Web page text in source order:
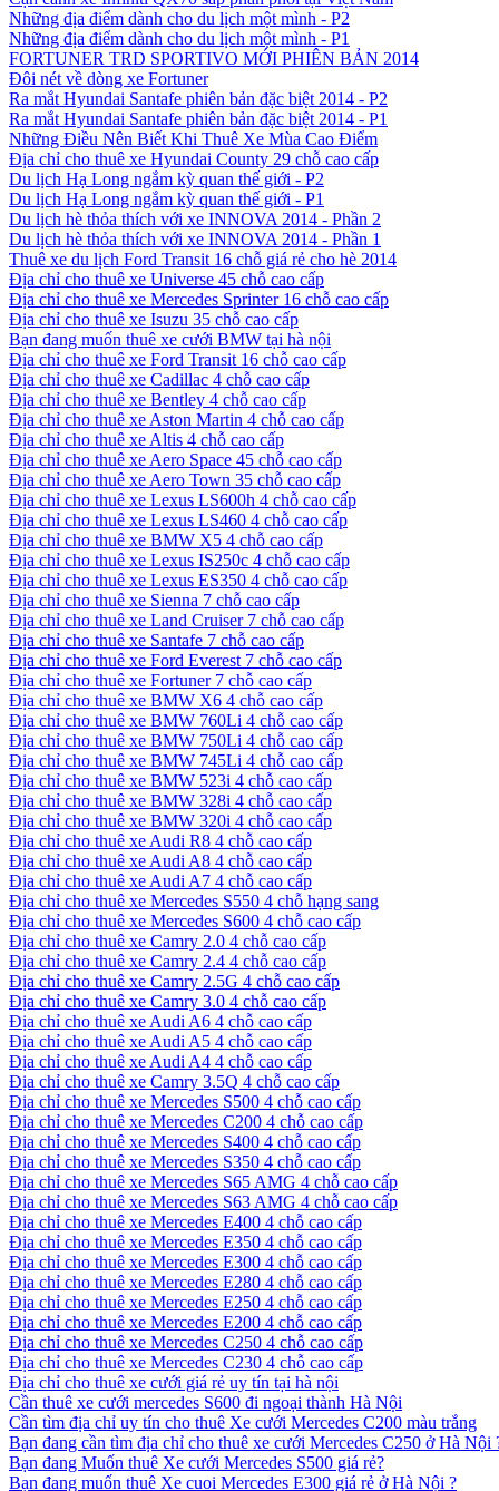
Những địa điểm dành cho du lịch một mình - P2
Những địa điểm dành cho du lịch một mình - P1
FORTUNER TRD SPORTIVO MỚI PHIÊN BẢN 2014
Đôi nét về dòng xe Fortuner
Ra mắt Hyundai Santafe phiên bản đặc biệt 2014 - P2
Ra mắt Hyundai Santafe phiên bản đặc biệt 2014 - P1
Những Điều Nên Biết Khi Thuê Xe Mùa Cao Điểm
Địa chỉ cho thuê xe Hyundai County 29 chỗ cao cấp
Du lịch Hạ Long ngắm kỳ quan thế giới - P2
Du lịch Hạ Long ngắm kỳ quan thế giới - P1
Du lịch hè thỏa thích với xe INNOVA 2014 - Phần 2
Du lịch hè thỏa thích với xe INNOVA 2014 - Phần 1
Thuê xe du lịch Ford Transit 16 chỗ giá rẻ cho hè 2014
Địa chỉ cho thuê xe Universe 45 chỗ cao cấp
Địa chỉ cho thuê xe Mercedes Sprinter 16 chỗ cao cấp
Địa chỉ cho thuê xe Isuzu 35 chỗ cao cấp
Bạn đang muốn thuê xe cưới BMW tại hà nội
Địa chỉ cho thuê xe Ford Transit 16 chỗ cao cấp
Địa chỉ cho thuê xe Cadillac 4 chỗ cao cấp
Địa chỉ cho thuê xe Bentley 4 chỗ cao cấp
Địa chỉ cho thuê xe Aston Martin 4 chỗ cao cấp
Địa chỉ cho thuê xe Altis 4 chỗ cao cấp
Địa chỉ cho thuê xe Aero Space 45 chỗ cao cấp
Địa chỉ cho thuê xe Aero Town 35 chỗ cao cấp
Địa chỉ cho thuê xe Lexus LS600h 4 chỗ cao cấp
Địa chỉ cho thuê xe Lexus LS460 4 chỗ cao cấp
Địa chỉ cho thuê xe BMW X5 4 chỗ cao cấp
Địa chỉ cho thuê xe Lexus IS250c 4 chỗ cao cấp
Địa chỉ cho thuê xe Lexus ES350 4 chỗ cao cấp
Địa chỉ cho thuê xe Sienna 7 chỗ cao cấp
Địa chỉ cho thuê xe Land Cruiser 7 chỗ cao cấp
Địa chỉ cho thuê xe Santafe 7 chỗ cao cấp
Địa chỉ cho thuê xe Ford Everest 7 chỗ cao cấp
Địa chỉ cho thuê xe Fortuner 7 chỗ cao cấp
Địa chỉ cho thuê xe BMW X6 4 chỗ cao cấp
Địa chỉ cho thuê xe BMW 760Li 4 chỗ cao cấp
Địa chỉ cho thuê xe BMW 750Li 4 chỗ cao cấp
Địa chỉ cho thuê xe BMW 745Li 4 chỗ cao cấp
Địa chỉ cho thuê xe BMW 523i 4 chỗ cao cấp
Địa chỉ cho thuê xe BMW 328i 4 chỗ cao cấp
Địa chỉ cho thuê xe BMW 320i 4 chỗ cao cấp
Địa chỉ cho thuê xe Audi R8 4 chỗ cao cấp
Địa chỉ cho thuê xe Audi A8 4 chỗ cao cấp
Địa chỉ cho thuê xe Audi A7 4 chỗ cao cấp
Địa chỉ cho thuê xe Mercedes S550 4 chỗ hạng sang
Địa chỉ cho thuê xe Mercedes S600 4 chỗ cao cấp
Địa chỉ cho thuê xe Camry 2.0 4 chỗ cao cấp
Địa chỉ cho thuê xe Camry 2.4 4 chỗ cao cấp
Địa chỉ cho thuê xe Camry 2.5G 4 chỗ cao cấp
Địa chỉ cho thuê xe Camry 3.0 4 chỗ cao cấp
Địa chỉ cho thuê xe Audi A6 4 chỗ cao cấp
Địa chỉ cho thuê xe Audi A5 4 chỗ cao cấp
Địa chỉ cho thuê xe Audi A4 4 chỗ cao cấp
Địa chỉ cho thuê xe Camry 3.5Q 4 chỗ cao cấp
Địa chỉ cho thuê xe Mercedes S500 4 chỗ cao cấp
Địa chỉ cho thuê xe Mercedes C200 4 chỗ cao cấp
Địa chỉ cho thuê xe Mercedes S400 4 chỗ cao cấp
Địa chỉ cho thuê xe Mercedes S350 4 chỗ cao cấp
Địa chỉ cho thuê xe Mercedes S65 AMG 4 chỗ cao cấp
Địa chỉ cho thuê xe Mercedes S63 AMG 4 chỗ cao cấp
Địa chỉ cho thuê xe Mercedes E400 4 chỗ cao cấp
Địa chỉ cho thuê xe Mercedes E350 4 chỗ cao cấp
Địa chỉ cho thuê xe Mercedes E300 4 chỗ cao cấp
Địa chỉ cho thuê xe Mercedes E280 4 chỗ cao cấp
Địa chỉ cho thuê xe Mercedes E250 4 chỗ cao cấp
Địa chỉ cho thuê xe Mercedes E200 4 chỗ cao cấp
Địa chỉ cho thuê xe Mercedes C250 4 chỗ cao cấp
Địa chỉ cho thuê xe Mercedes C230 4 chỗ cao cấp
Địa chỉ cho thuê xe cưới giá rẻ uy tín tại hà nội
Cần thuê xe cưới mercedes S600 đi ngoại thành Hà Nội
Cần tìm địa chỉ uy tín cho thuê Xe cưới Mercedes C200 màu trắng
Bạn đang cần tìm địa chỉ cho thuê xe cưới Mercedes C250 ở Hà Nội
Bạn đang Muốn thuê Xe cưới Mercedes S500 giá rẻ?
Bạn đang muốn thuê Xe cuoi Mercedes E300 giá rẻ ở Hà Nội ?